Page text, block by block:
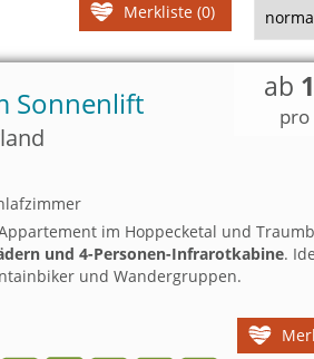
Merkliste (0)
Sonnenlift
im Hoppecketal und
und 4-Personen-Infrarotkabine.
und Wandergruppen.
ab
pro